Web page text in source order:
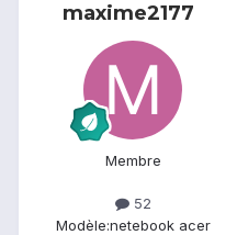
maxime2177
Membre
52
Modèle:netebook acer